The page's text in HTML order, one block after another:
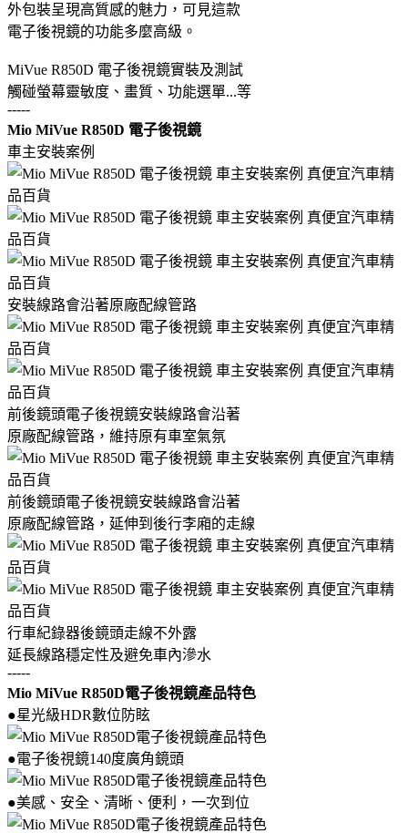
外包裝呈現高質感的魅力，可見這款
電子後視鏡的功能多麼高級。
MiVue R850D 電子後視鏡實裝及測試
觸碰螢幕靈敏度、畫質、功能選單...等
-----
Mio MiVue R850D 電子後視鏡
車主安裝案例
安裝線路會沿著原廠配線管路
前後鏡頭電子後視鏡安裝線路會沿著
原廠配線管路，維持原有車室氣氛
前後鏡頭電子後視鏡安裝線路會沿著
原廠配線管路，延伸到後行李廂的走線
行車紀錄器後鏡頭走線不外露
延長線路穩定性及避免車內滲水
-----
Mio MiVue R850D電子後視鏡產品特色
●星光級HDR數位防眩
●電子後視鏡140度廣角鏡頭
●美感、安全、清晰、便利，一次到位